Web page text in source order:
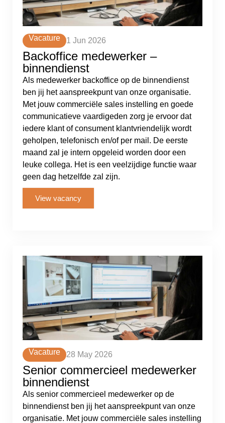
Vacature 1 Jun 2026
Backoffice medewerker –
binnendienst
Als medewerker backoffice op de binnendienst
ben jij het aanspreekpunt van onze organisatie.
Met jouw commerciële sales instelling en goede
communicatieve vaardigeden zorg je ervoor dat
iedere klant of consument klantvriendelijk wordt
geholpen, telefonisch en/of per mail. De eerste
maand zal je intern opgeleid worden door een
leuke collega. Het is een veelzijdige functie waar
geen dag hetzelfde zal zijn.
View vacancy
Vacature 28 May 2026
Senior commercieel medewerker
binnendienst
Als senior commercieel medewerker op de
binnendienst ben jij het aanspreekpunt van onze
organisatie. Met jouw commerciële sales instelling